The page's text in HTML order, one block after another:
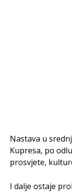
Nastava u
Kupresa, po
prosvjete,
I dalje ostaje